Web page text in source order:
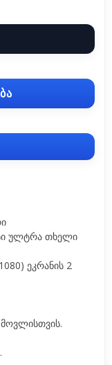
ულტრა თხელი
ეკრანის 2